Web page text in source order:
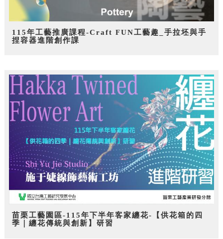
115年工藝推廣課程-Craft FUN工藝趣_手拉坯與手
捏容器進階創作課
苗栗工藝園區-115年下半年客家纏花-【供花箱的四
季｜纏花傳統與創新】研習